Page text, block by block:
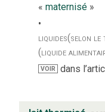
« maternisé »
liquides(selon le
(liquide
VOIR dans